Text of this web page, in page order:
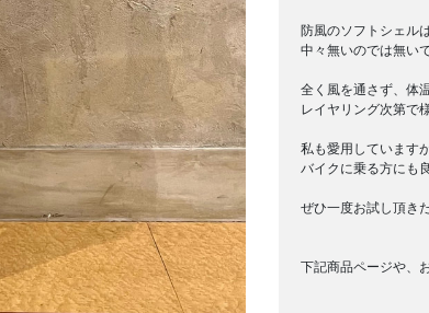
防風のソフトシェル
中々無いのでは無い
全く風を通さず、体
レイヤリング次第で
私も愛用しています
バイクに乗る方にも
ぜひ一度お試し頂き
下記商品ページや、